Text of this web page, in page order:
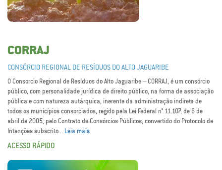
CORRAJ
CONSÓRCIO REGIONAL DE RESÍDUOS DO ALTO JAGUARIBE
O Consorcio Regional de Resíduos do Alto Jaguaribe – CORRAJ, é um consórcio
público, com personalidade jurídica de direito público, na forma de associação
pública e com natureza autárquica, inerente da administração indireta de
todos os municípios consorciados, regido pela Lei Federal n° 11.107, de 6 de
abril de 2005, pelo Contrato de Consórcios Públicos, convertido do Protocolo de
Intenções subscrito... Leia mais
ACESSO RÁPIDO